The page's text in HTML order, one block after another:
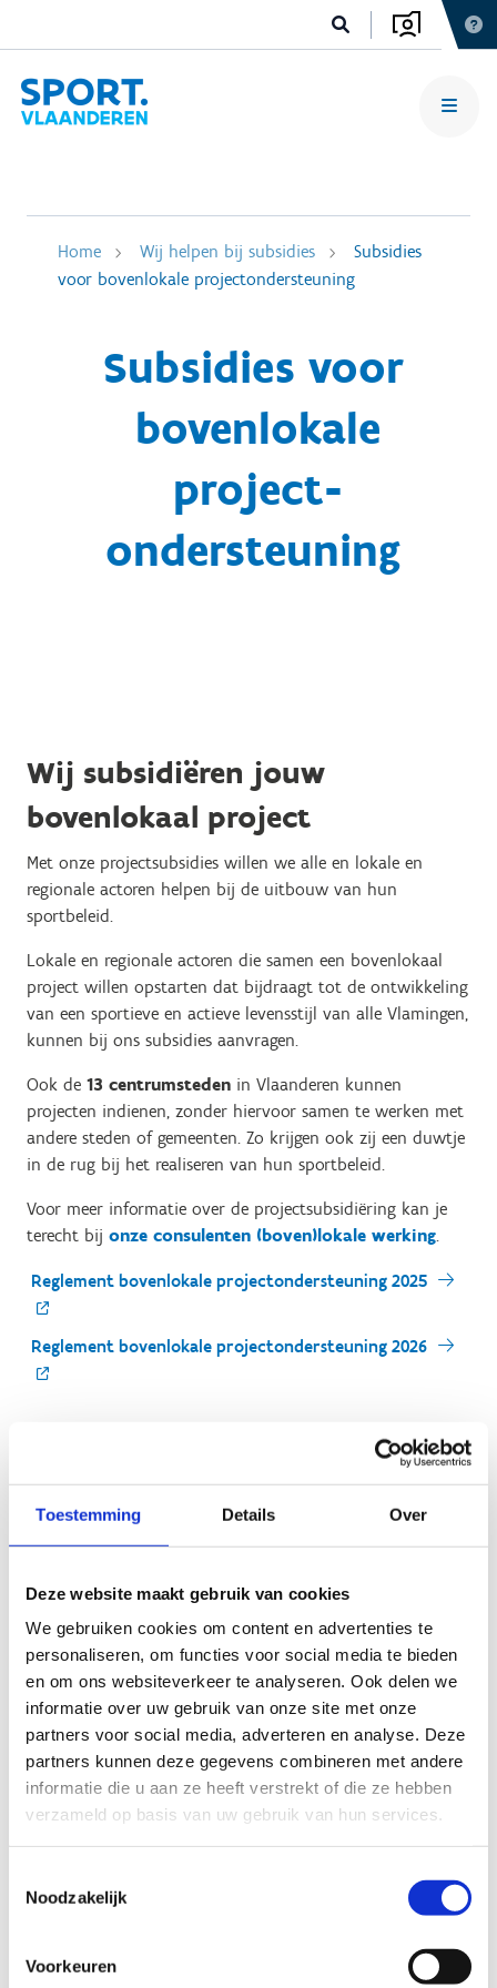
Toestemming Details Over
Deze website maakt gebruik van cookies
We gebruiken cookies om content en advertenties te
personaliseren, om functies voor social media te bieden
en om ons websiteverkeer te analyseren. Ook delen we
informatie over uw gebruik van onze site met onze
partners voor social media, adverteren en analyse. Deze
partners kunnen deze gegevens combineren met andere
informatie die u aan ze heeft verstrekt of die ze hebben
verzameld op basis van uw gebruik van hun services.
Noodzakelijk
Voorkeuren
Home Wij helpen bij subsidies
Subsidies
voor bovenlokale projectondersteuning
Subsidies voor
bovenlokale
project­
ondersteuning
Wij subsidiëren jouw
bovenlokaal project
Met onze projectsubsidies willen we alle en lokale en
regionale actoren helpen bij de uitbouw van hun
sportbeleid.
Lokale en regionale actoren die samen een bovenlokaal
project willen opstarten dat bijdraagt tot de ontwikkeling
van een sportieve en actieve levensstijl van alle Vlamingen,
kunnen bij ons subsidies aanvragen.
Ook de 13 centrumsteden in Vlaanderen kunnen
projecten indienen, zonder hiervoor samen te werken met
andere steden of gemeenten. Zo krijgen ook zij een duwtje
in de rug bij het realiseren van hun sportbeleid.
Voor meer informatie over de projectsubsidiëring kan je
terecht bij onze consulenten (boven)lokale werking.
Reglement bovenlokale projectondersteuning 2025
Reglement bovenlokale projectondersteuning 2026
Dien je projectaanvraag in
subsidieplatform. Inloggen doe je via eID. Houd je
identiteitskaartlezer of itsme-app bij de hand.
Leidraad aanvraag beleidsmatige projecten 2026
Leidraad aanvraag sportpromotionele projecten 2026